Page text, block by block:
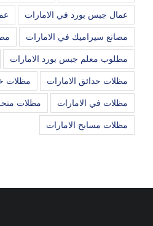
عمال جبس بورد في الامارات
مصانع سيراميك في الامارات
مطلوب معلم جبس بورد الامارات
مظلات حدائق الامارات مظلات
مظلات في الامارات مظلات
مظلات مسابح الامارات